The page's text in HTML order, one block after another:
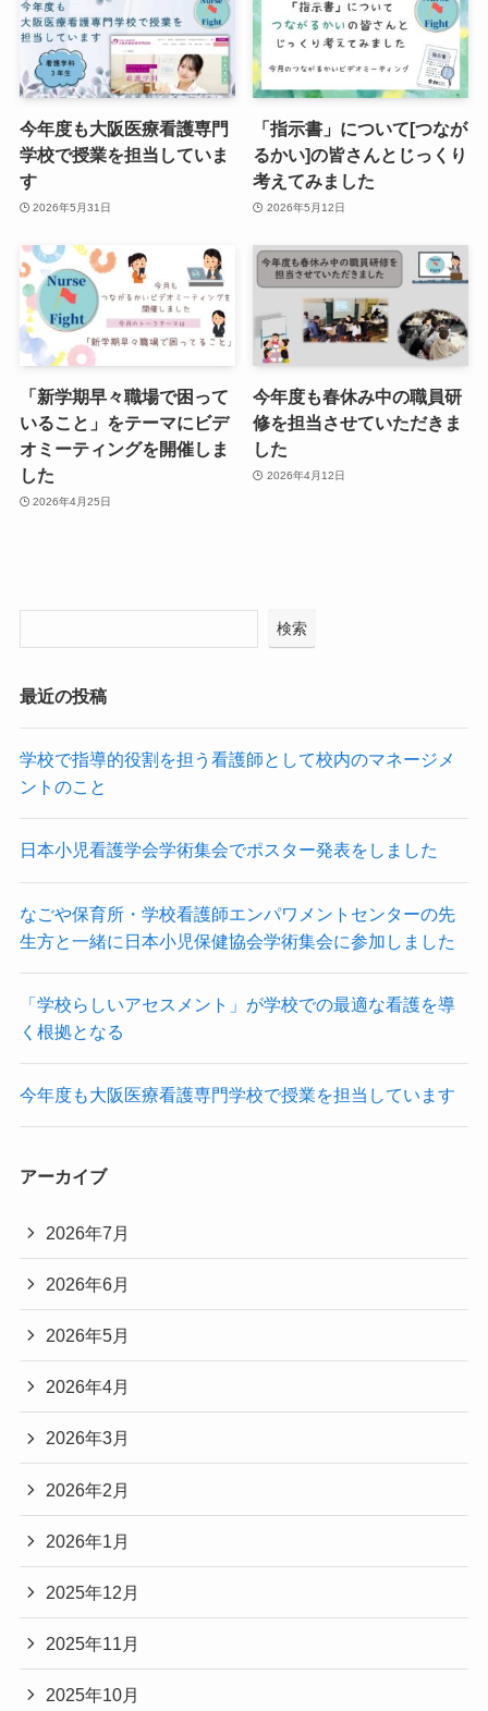
今年度も大阪医療看護専門
学校で授業を担当していま
す
2026年5月31日
「指示書」について[つなが
るかい]の皆さんとじっくり
考えてみました
2026年5月12日
「新学期早々職場で困って
いること」をテーマにビデ
オミーティングを開催しま
した
2026年4月25日
今年度も春休み中の職員研
修を担当させていただきま
した
2026年4月12日
検索
最近の投稿
学校で指導的役割を担う看護師として校内のマネージメ
ントのこと
日本小児看護学会学術集会でポスター発表をしました
なごや保育所・学校看護師エンパワメントセンターの先
生方と一緒に日本小児保健協会学術集会に参加しました
「学校らしいアセスメント」が学校での最適な看護を導
く根拠となる
今年度も大阪医療看護専門学校で授業を担当しています
アーカイブ
2026年7月
2026年6月
2026年5月
2026年4月
2026年3月
2026年2月
2026年1月
2025年12月
2025年11月
2025年10月